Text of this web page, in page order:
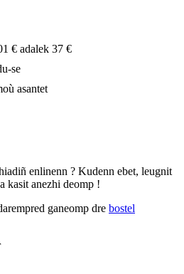
€ adalek 37 €
se
asantet
enlinenn ? Kudenn ebet, leugnit
kasit anezhi deomp !
ganeomp dre bostel